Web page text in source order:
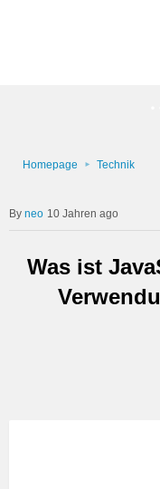
Homepage Technik
neo 10 Jahren ago
Was ist